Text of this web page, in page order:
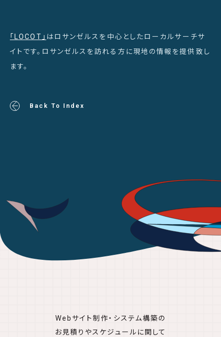
「LOCOT」 はロサンゼルスを中心としたローカルサーチサ
イトです。ロサンゼルスを訪れる方に現地の情報を提供致し
ます。
Back To Index
Webサイト制作・システム構築の
お見積りやスケジュールに関して